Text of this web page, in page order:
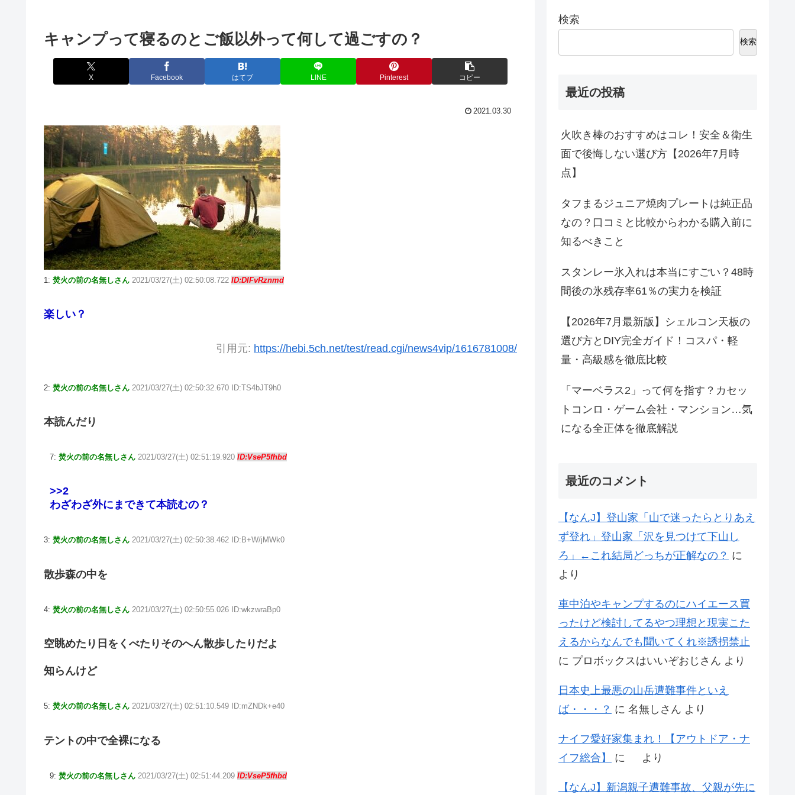
キャンプって寝るのとご飯以外って何して過ごすの？
X Facebook はてブ LINE Pinterest コピー
2021.03.30
1: 焚火の前の名無しさん 2021/03/27(土) 02:50:08.722 ID:DIFvRznmd
楽しい？
引用元: https://hebi.5ch.net/test/read.cgi/news4vip/1616781008/
2: 焚火の前の名無しさん 2021/03/27(土) 02:50:32.670 ID:TS4bJT9h0
本読んだり
7: 焚火の前の名無しさん 2021/03/27(土) 02:51:19.920 ID:VseP5fhbd
>>2
わざわざ外にまできて本読むの？
3: 焚火の前の名無しさん 2021/03/27(土) 02:50:38.462 ID:B+W/jMWk0
散歩森の中を
4: 焚火の前の名無しさん 2021/03/27(土) 02:50:55.026 ID:wkzwraBp0
空眺めたり日をくべたりそのへん散歩したりだよ
知らんけど
5: 焚火の前の名無しさん 2021/03/27(土) 02:51:10.549 ID:mZNDk+e40
テントの中で全裸になる
9: 焚火の前の名無しさん 2021/03/27(土) 02:51:44.209 ID:VseP5fhbd
検索
検索
最近の投稿
火吹き棒のおすすめはコレ！安全＆衛生
面で後悔しない選び方【2026年7月時
点】
タフまるジュニア焼肉プレートは純正品
なの？口コミと比較からわかる購入前に
知るべきこと
スタンレー氷入れは本当にすごい？48時
間後の氷残存率61％の実力を検証
【2026年7月最新版】シェルコン天板の
選び方とDIY完全ガイド！コスパ・軽
量・高級感を徹底比較
「マーベラス2」って何を指す？カセッ
トコンロ・ゲーム会社・マンション…気
になる全正体を徹底解説
最近のコメント
【なんJ】登山家「山で迷ったらとりあえ
ず登れ」登山家「沢を見つけて下山し
ろ」←これ結局どっちが正解なの？ に
より
車中泊やキャンプするのにハイエース買
ったけど検討してるやつ理想と現実こた
えるからなんでも聞いてくれ※誘拐禁止
に プロボックスはいいぞおじさん より
日本史上最悪の山岳遭難事件といえ
ば・・・？ に 名無しさん より
ナイフ愛好家集まれ！【アウトドア・ナ
イフ総合】
に より
【なんJ】新潟親子遭難事故、父親が先に